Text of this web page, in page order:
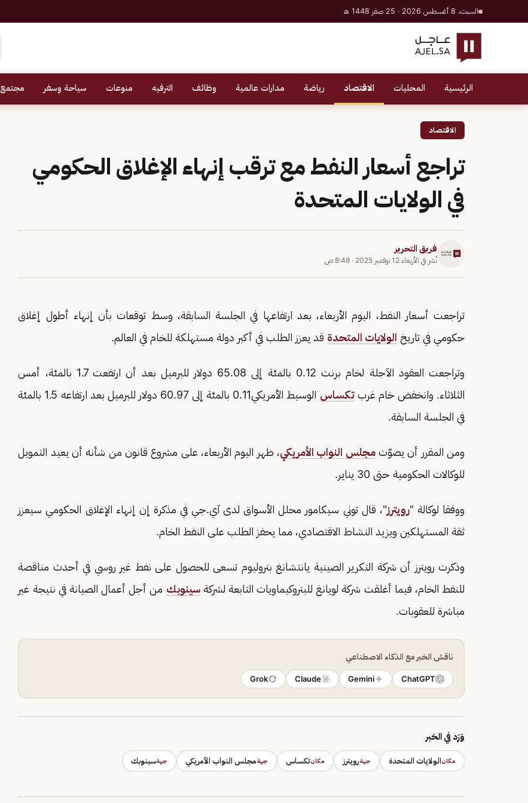
السبت، 8 أغسطس 2026 · 25 صفر 1448 هـ
الرئيسية المحليات الاقتصاد رياضة مدارات عالمية وظائف الترفيه منوعات سياحة وسفر مجتمع
الاقتصاد
تراجع أسعار النفط مع ترقب إنهاء الإغلاق الحكومي
في الولايات المتحدة
فريق التحرير
نُشر في الأربعاء 12 نوفمبر 2025 · 8:48 ص
تراجعت أسعار النفط، اليوم الأربعاء، بعد ارتفاعها في الجلسة السابقة، وسط توقعات بأن إنهاء أطول إغلاق
حكومي في تاريخ الولايات المتحدة قد يعزز الطلب في أكبر دولة مستهلكة للخام في العالم.
وتراجعت العقود الآجلة لخام برنت 0.12 بالمئة إلى 65.08 دولار للبرميل بعد أن ارتفعت 1.7 بالمئة، أمس
الثلاثاء. وانخفض خام غربتكساس
الوسيط الأمريكي0.11 بالمئة إلى 60.97 دولار للبرميل بعد ارتفاعه 1.5 بالمئة
في الجلسة السابقة.
ومن المقرر أن يصوّتمجلس النواب الأمريكي، ظهر اليوم الأربعاء، على مشروع قانون من شأنه أن يعيد التمويل
للوكالات الحكومية حتى 30 يناير.
ووفقا لوكالة "رويترز"، قال توني سيكامور محلل الأسواق لدى آي.جي في مذكرة إن إنهاء الإغلاق الحكومي سيعزز
ثقة المستهلكين ويزيد النشاط الاقتصادي، مما يحفز الطلب على النفط الخام.
وذكرت رويترز أن شركة التكرير الصينية يانتشانغ بتروليوم تسعى للحصول على نفط غير روسي في أحدث مناقصة
للنفط الخام، فيما أغلقت شركة لويانغ للبتروكيماويات التابعة لشركةسينوبك من أجل أعمال الصيانة في نتيجة غير
مباشرة للعقوبات.
ناقش الخبر مع الذكاء الاصطناعي
ChatGPT
Gemini
Claude
Grok
وَرَد في الخبر
مكانالولايات المتحدة جهةرويترز مكانتكساس جهةمجلس النواب الأمريكي جهةسينوبك